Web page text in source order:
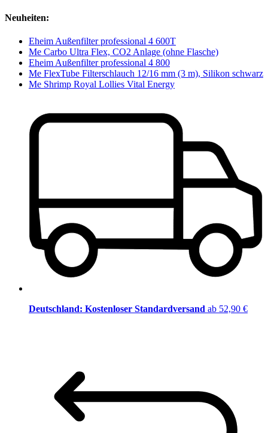
Neuheiten:
Eheim Außenfilter professional 4 600T
Me Carbo Ultra Flex, CO2 Anlage (ohne Flasche)
Eheim Außenfilter professional 4 800
Me FlexTube Filterschlauch 12/16 mm (3 m), Silikon schwarz
Me Shrimp Royal Lollies Vital Energy
Deutschland: Kostenloser Standardversand ab 52,90 €